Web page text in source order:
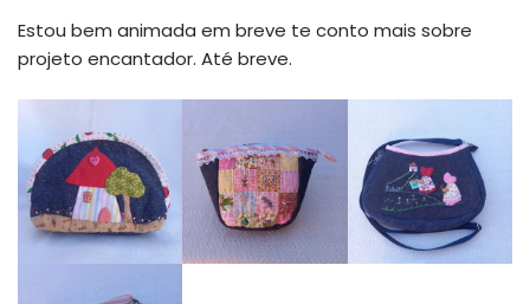
Estou bem animada em breve te conto mais sobre
projeto encantador. Até breve.